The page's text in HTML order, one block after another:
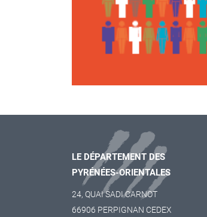
LE DÉPARTEMENT DES
PYRÉNÉES-ORIENTALES
24, QUAI SADI CARNOT
66906 PERPIGNAN CEDEX